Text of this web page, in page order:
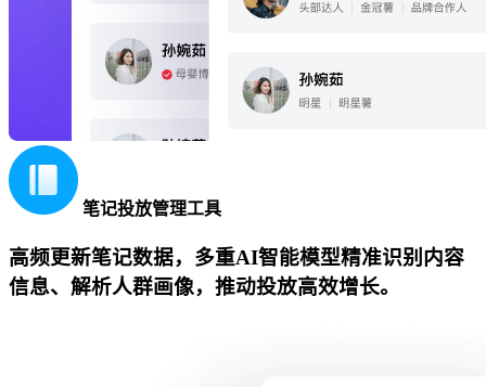
笔记投放管理工具
高频更新笔记数据，多重AI智能模型精准识别内容
信息、解析人群画像，推动投放高效增长。